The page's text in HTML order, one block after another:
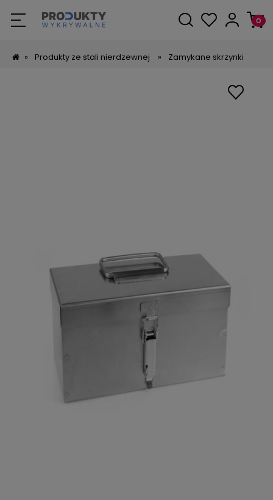
» Produkty ze stali nierdzewnej » Zamykane skrzynki